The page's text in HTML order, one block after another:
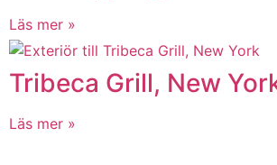
Läs mer »
Tribeca Grill, New
Läs mer »